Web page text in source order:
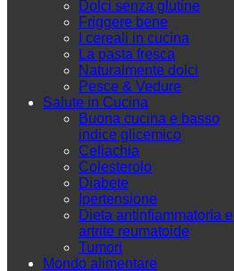
Dolci senza glutine
Friggere bene
I cereali in cucina
La pasta fresca
Naturalmente dolci
Pesce & Vedure
Salute in Cucina
Buona cucina e basso
indice glicemico
Celiachia
Colesterolo
Diabete
Ipertensione
Dieta antinfiammatoria e
artrite reumatoide
Tumori
Mondo alimentare